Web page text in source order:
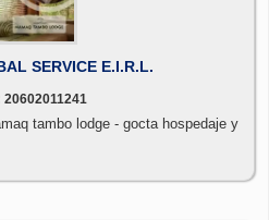
SERVICE E.I.R.L.
20602011241
tambo lodge - gocta hospedaje y